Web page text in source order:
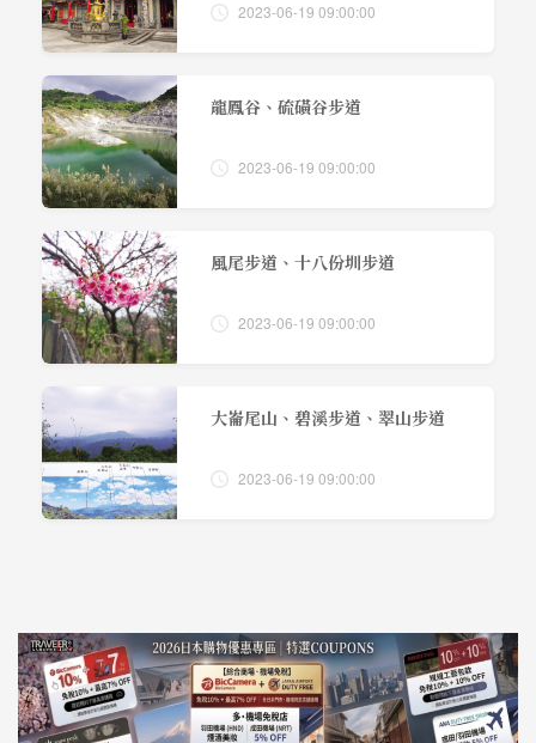
2023-06-19 09:00:00
龍鳳谷、硫磺谷步道
2023-06-19 09:00:00
風尾步道、十八份圳步道
2023-06-19 09:00:00
大崙尾山、碧溪步道、翠山步道
2023-06-19 09:00:00